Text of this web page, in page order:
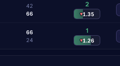
4
6
2
6
2
▾1.35
6
2
6
4
1
▾1.26